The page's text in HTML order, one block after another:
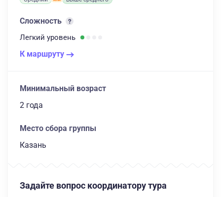
Сложность
Легкий уровень
К маршруту
Минимальный возраст
2 года
Место сбора группы
Казань
Задайте вопрос координатору тура